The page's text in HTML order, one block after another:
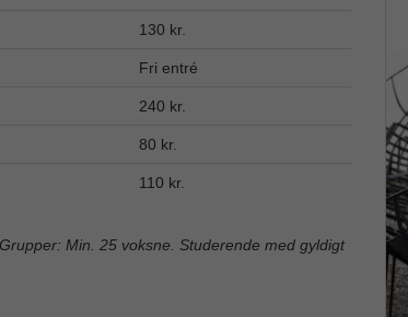
130 kr.
Fri entré
240 kr.
80 kr.
110 kr.
Min. 25 voksne. Studerende med gyldigt